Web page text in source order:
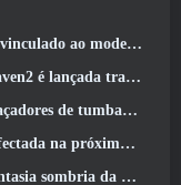
de serviço ao vivo F2P?
a nova classe Warlord
Lançamentos no Ocidente
atualização do Eterspire
durante o Steam Next Fest